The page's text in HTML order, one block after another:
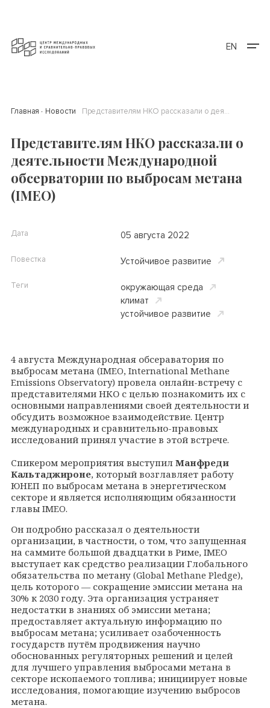
EN
Главная Новости Представителям НКО рассказали о деятельности Международной обсерватории по выбросам метана (IMEO)
Представителям НКО рассказали о
деятельности Международной
обсерватории по выбросам метана
(IMEO)
4 августа Международная обсераватория по
выбросам метана (IMEO, International Methane
Emissions Observatory) провела онлайн-встречу с
представителями НКО с целью познакомить их с
основными направлениями своей деятельности и
обсудить возможное взаимодействие. Центр
международных и сравнительно-правовых
исследований принял участие в этой встрече.
Спикером мероприятия выступил Манфреди
Кальтаджироне, который возглавляет работу
ЮНЕП по выбросам метана в энергетическом
секторе и является исполняющим обязанности
главы IMEO.
Он подробно рассказал о деятельности
организации, в частности, о том, что запущенная
на саммите большой двадцатки в Риме, IMEO
выступает как средство реализации Глобального
обязательства по метану (Global Methane Pledge),
цель которого — сокращение эмиссии метана на
30% к 2030 году. Эта организация устраняет
недостатки в знаниях об эмиссии метана;
предоставляет актуальную информацию по
выбросам метана; усиливает озабоченность
государств путём продвижения научно
обоснованных регуляторных решений и целей
для лучшего управления выбросами метана в
секторе ископаемого топлива; инициирует новые
исследования, помогающие изучению выбросов
метана.
Дата 05 августа 2022
Повестка Устойчивое развитие
Теги
окружающая среда
климат
устойчивое развитие